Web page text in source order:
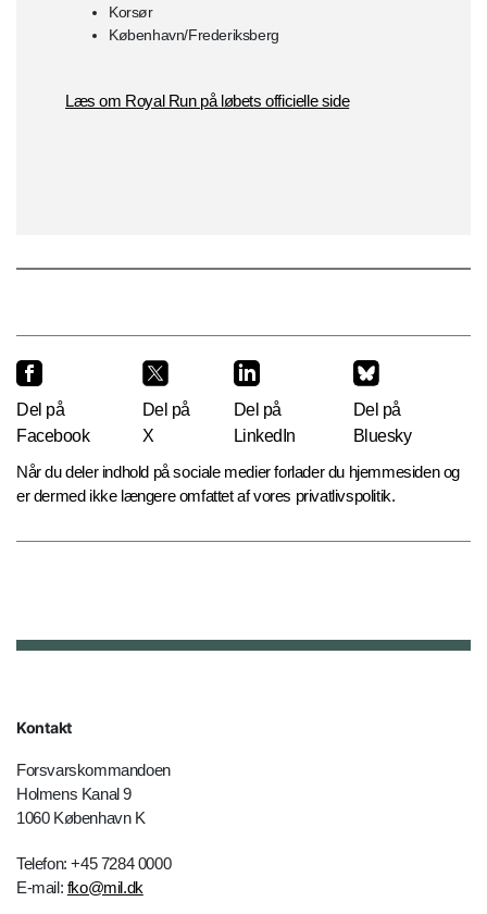
Korsør
København/Frederiksberg
Læs om Royal Run på løbets officielle side
Del på
Facebook
Del på
X
Del på
LinkedIn
Del på
Bluesky
Når du deler indhold på sociale medier forlader du hjemmesiden og
er dermed ikke længere omfattet af vores privatlivspolitik.
Kontakt
Forsvarskommandoen
Holmens Kanal 9
1060 København K
Telefon: +45 7284 0000
E-mail: fko@mil.dk